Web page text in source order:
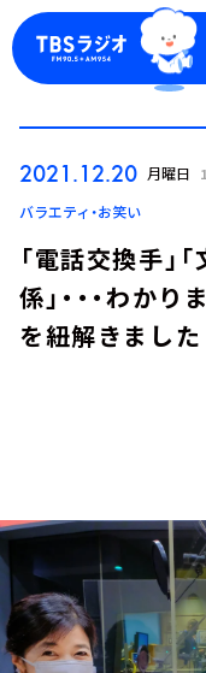
ログイン
TBS
お知らせ
イベント・グ
YouTube
会社情報
2021.12.20 月曜日
バラエティ・お笑い
「電話交換手」
係」・・・わか
を紐解きました